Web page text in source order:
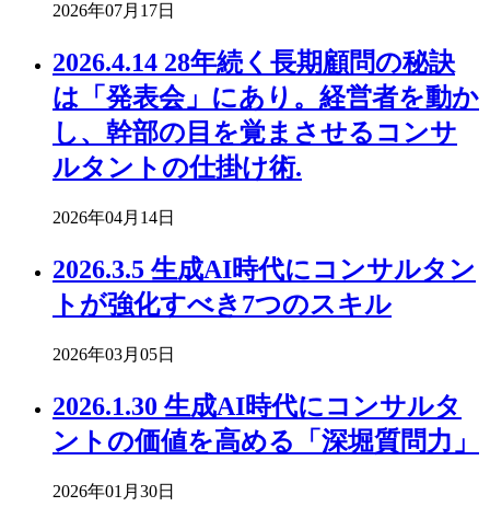
2026年07月17日
2026.4.14 28年続く長期顧問の秘訣
は「発表会」にあり。経営者を動か
し、幹部の目を覚まさせるコンサ
ルタントの仕掛け術.
2026年04月14日
2026.3.5 生成AI時代にコンサルタン
トが強化すべき7つのスキル
2026年03月05日
2026.1.30 生成AI時代にコンサルタ
ントの価値を高める「深堀質問力」
2026年01月30日